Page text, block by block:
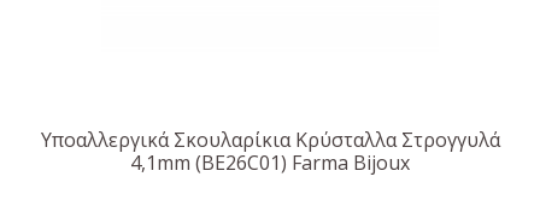
Υποαλλεργικά Σκουλαρίκια Κρύσταλλα Στρογγυλά
4,1mm (BE26C01) Farma Bijoux